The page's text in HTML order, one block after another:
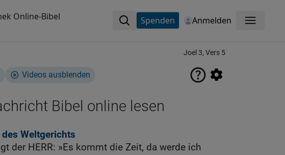
Online-Bibel Spenden Anmelden Menü
Joel 3, Vers 5
Videos ausblenden
Bibel online lesen
Weltgerichts
der HERR: »Es kommt die Zeit, da werde ich